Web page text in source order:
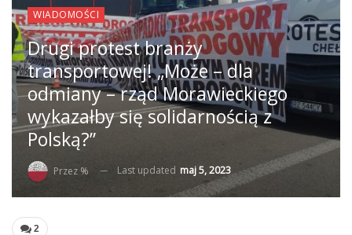
WIADOMOŚCI
Drugi protest branży
transportowej! „Może – dla
odmiany – rząd Morawieckiego
wykazałby się solidarnością z
Polską?”
Przez % Last updated maj 5, 2023
2